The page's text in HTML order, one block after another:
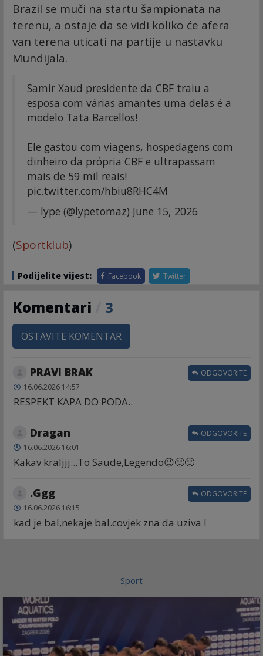
Brazil se muči na startu šampionata na
terenu, a ostaje da se vidi koliko će afera
van terena uticati na partije u nastavku
Mundijala.
Samir Xaud presidente da CBF traiu a
esposa com várias amantes uma delas é a
modelo Tata Barcellos!
Ele gastou com viagens, hospedagens com
dinheiro da própria CBF e ultrapassam
mais de 59 mil reais!
pic.twitter.com/hbiu8RHC4M
— lype (@lypetomaz) June 15, 2026
(Sportklub)
Podijelite vijest: Facebook Twitter
Komentari 3
OSTAVITE KOMENTAR
PRAVI BRAK
16.06.2026 14:57
RESPEKT KAPA DO PODA..
ODGOVORITE
Dragan
16.06.2026 16:01
Kakav kraljjj...To Saude,Legendo😉🙂🙂
ODGOVORITE
.Ggg
16.06.2026 16:15
kad je bal,nekaje bal.covjek zna da uziva !
ODGOVORITE
Sport